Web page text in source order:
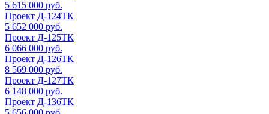
5 615 000 руб.
Проект Д-124ТК
5 652 000 руб.
Проект Д-125ТК
6 066 000 руб.
Проект Д-126ТК
8 569 000 руб.
Проект Д-127ТК
6 148 000 руб.
Проект Д-136ТК